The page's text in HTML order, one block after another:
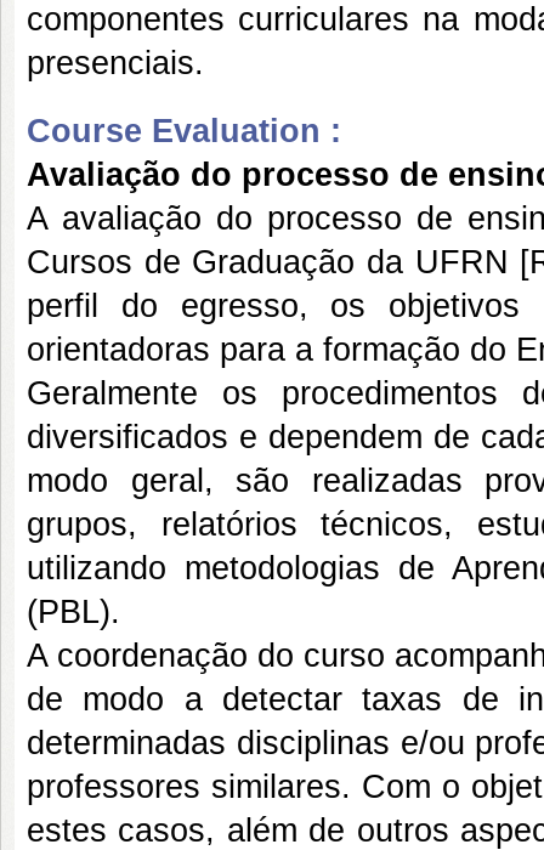
componentes curriculares na
presenciais.
Course Evaluation :
Avaliação do processo de
A avaliação do processo de
Cursos de Graduação da UFRN
perfil do egresso, os objetivos
orientadoras para a formação do
Geralmente os procedimentos
diversificados e dependem de
modo geral, são realizadas
grupos, relatórios técnicos,
utilizando metodologias de
(PBL).
A coordenação do curso
de modo a detectar taxas de
determinadas disciplinas e/ou
professores similares. Com o
estes casos, além de outros